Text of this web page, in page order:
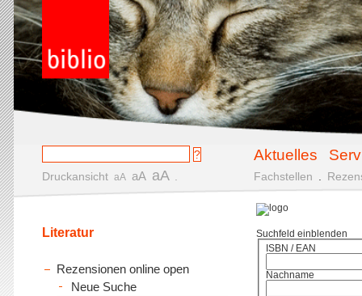
Aktuelles
Druckansicht aA aA aA Fachstellen
Suchfeld einblenden
ISBN / EAN
Nachname
Literatur
Rezensionen online open
Neue Suche